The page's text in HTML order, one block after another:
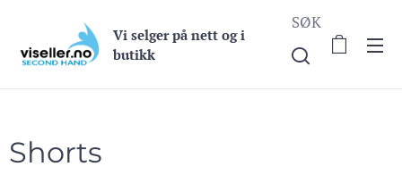
Vi selger på nett og i
butikk
SØK
Shorts